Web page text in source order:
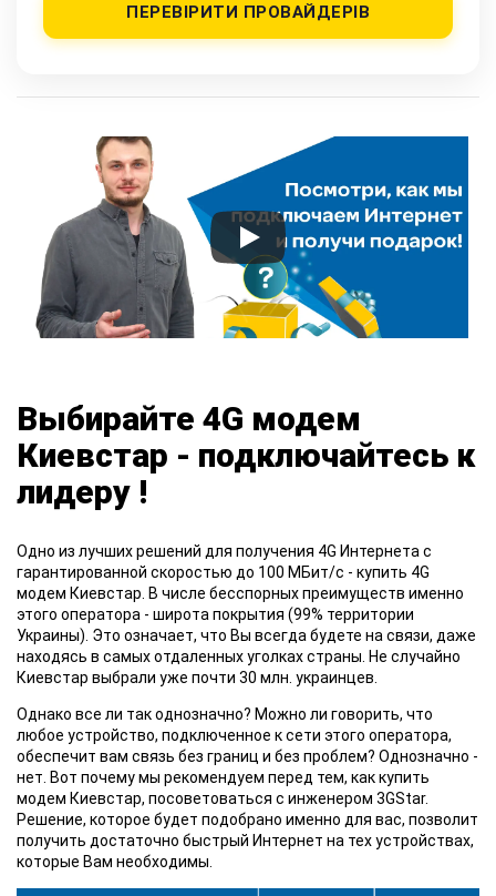
ПЕРЕВІРИТИ ПРОВАЙДЕРІВ
Выбирайте 4G модем
Киевстар - подключайтесь к
лидеру !
Одно из лучших решений для получения 4G Интернета с
гарантированной скоростью до 100 МБит/с - купить 4G
модем Киевстар. В числе бесспорных преимуществ именно
этого оператора - широта покрытия (99% территории
Украины). Это означает, что Вы всегда будете на связи, даже
находясь в самых отдаленных уголках страны. Не случайно
Киевстар выбрали уже почти 30 млн. украинцев.
Однако все ли так однозначно? Можно ли говорить, что
любое устройство, подключенное к сети этого оператора,
обеспечит вам связь без границ и без проблем? Однозначно -
нет. Вот почему мы рекомендуем перед тем, как купить
модем Киевстар, посоветоваться с инженером 3GStar.
Решение, которое будет подобрано именно для вас, позволит
получить достаточно быстрый Интернет на тех устройствах,
которые Вам необходимы.